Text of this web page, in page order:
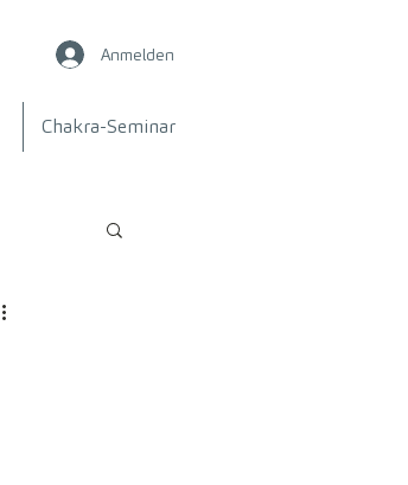
Anmelden
Chakra-Seminar